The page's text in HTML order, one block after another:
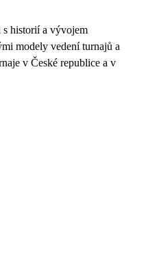
s historií a vývojem
modely vedení turnajů a
v České republice a v